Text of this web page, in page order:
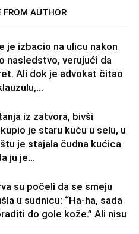
FROM AUTHOR
je izbacio na ulicu nakon
nasledstvo, verujući da
Ali dok je advokat čitao
iz zatvora, bivši
je staru kuću u selu, u
je stajala čudna kućica
ju je...
su počeli da se smeju
u sudnicu: “Ha-ha, sada
do gole kože.” Ali nisu